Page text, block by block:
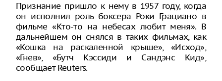
Признание пришло к нему в 1957 году, когда
он исполнил роль боксера Роки Грациано в
фильме «Кто-то на небесах любит меня». В
дальнейшем он снялся в таких фильмах, как
«Кошка на раскаленной крыше», «Исход»,
«Гнев», «Бутч Кэссиди и Сандэнс Кид»,
сообщает Reuters.